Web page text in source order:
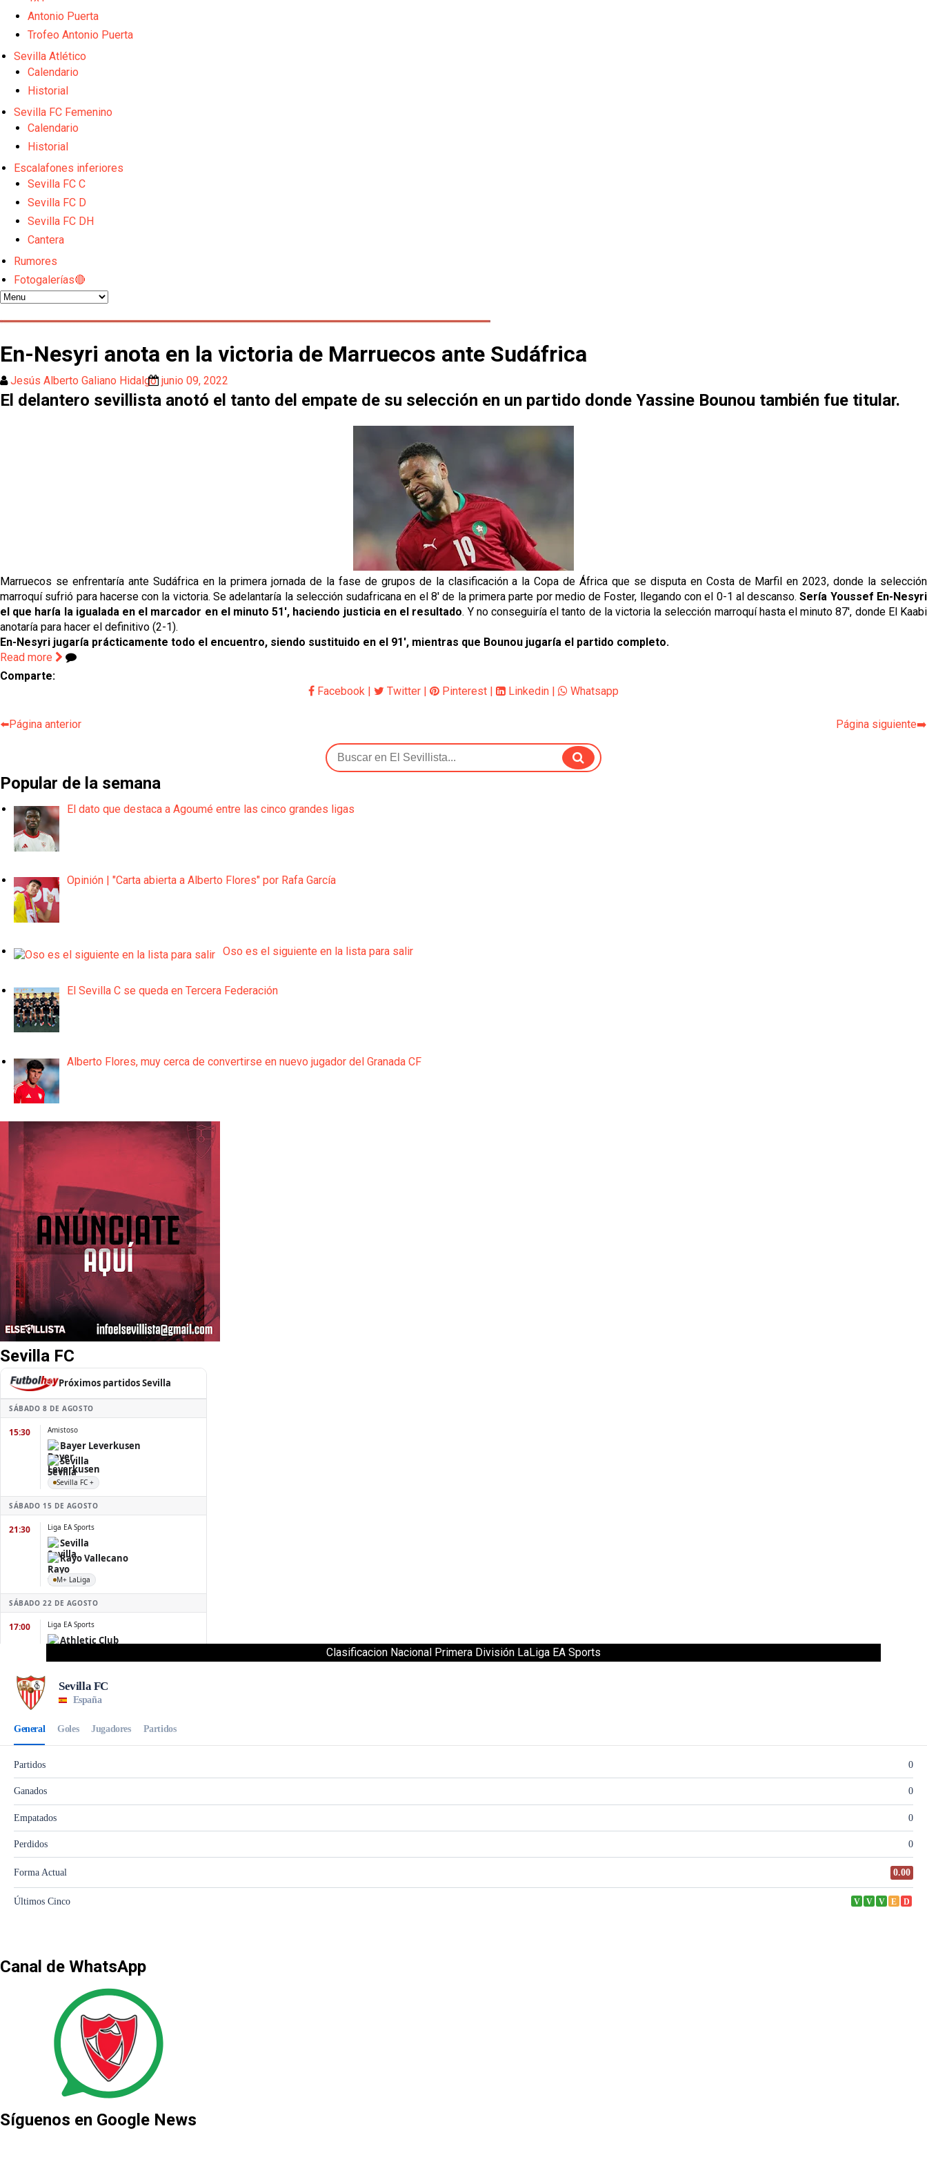
El Sevilla FC empieza a inscribir a los nuevos fichajes
Opinión | "Carta abierta a Alberto Flores" por Rafa García
El Sevilla oficializa el traspaso de Sow
Miguel Sierra: La temporada pasada se vio reflejado que podemos tirar para delante y trabajamos con ilusión
Diomande ya es madridista mientras Rodri agita el mercado
Antonio Puerta
Trofeo Antonio Puerta
Sevilla Atlético
Calendario
Historial
Sevilla FC Femenino
Calendario
Historial
Escalafones inferiores
Sevilla FC C
Sevilla FC D
Sevilla FC DH
Cantera
Rumores
Fotogalerías🔴
En-Nesyri anota en la victoria de Marruecos ante Sudáfrica
Jesús Alberto Galiano Hidalgo junio 09, 2022
El delantero sevillista anotó el tanto del empate de su selección en un partido donde Yassine Bounou también fue titular.
Marruecos se enfrentaría ante Sudáfrica en la primera jornada de la fase de grupos de la clasificación a la Copa de África que se disputa en Costa de Marfil en 2023, donde la selección
marroquí sufrió para hacerse con la victoria. Se adelantaría la selección sudafricana en el 8' de la primera parte por medio de Foster, llegando con el 0-1 al descanso.Sería Youssef En-Nesyri
el que haría la igualada en el marcador en el minuto 51', haciendo justicia en el resultado. Y no conseguiría el tanto de la victoria la selección marroquí hasta el minuto 87', donde El Kaabi
anotaría para hacer el definitivo (2-1).
En-Nesyri jugaría prácticamente todo el encuentro, siendo sustituido en el 91', mientras que Bounou jugaría el partido completo.
Read more
Comparte:
Facebook | Twitter | Pinterest | Linkedin | Whatsapp
⬅️Página anterior Página siguiente➡️
Popular de la semana
El dato que destaca a Agoumé entre las cinco grandes ligas
Opinión | "Carta abierta a Alberto Flores" por Rafa García
Oso es el siguiente en la lista para salir
El Sevilla C se queda en Tercera Federación
Alberto Flores, muy cerca de convertirse en nuevo jugador del Granada CF
Sevilla FC
Clasificacion Nacional Primera División LaLiga EA Sports
Canal de WhatsApp
Síguenos en Google News